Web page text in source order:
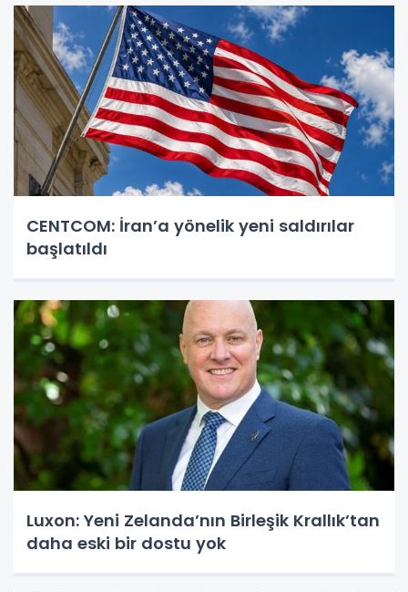
CENTCOM: İran’a yönelik yeni saldırılar
başlatıldı
Luxon: Yeni Zelanda’nın Birleşik Krallık’tan
daha eski bir dostu yok